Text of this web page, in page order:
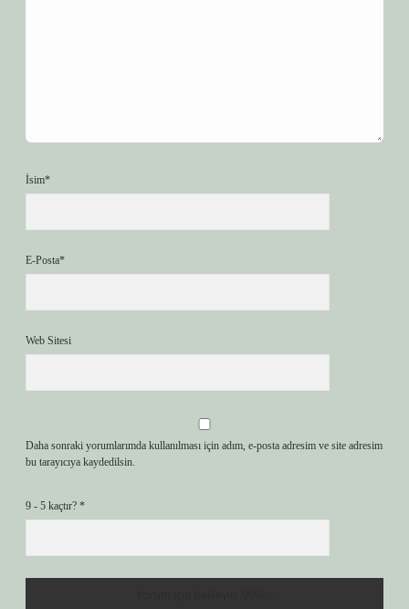
İsim*
E-Posta*
Web Sitesi
Daha sonraki yorumlarımda kullanılması için adım, e-posta adresim ve site adresim
bu tarayıcıya kaydedilsin.
9 - 5 kaçtır? *